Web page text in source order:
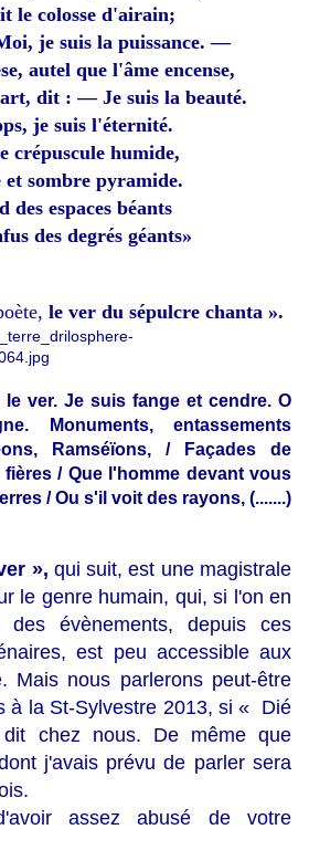
le colosse d'airain;
je suis la puissance. —
autel que l'âme encense,
dit : — Je suis la beauté.
je suis l'éternité.
crépuscule humide,
sombre pyramide.
des espaces béants
des degrés géants»
le ver du sépulcre chanta ».
ver. Je suis fange et cendre. O
Monuments, entassements
Ramséïons, / Façades de
fières / Que l'homme devant vous
/ Ou s'il voit des rayons, (.......)
», qui suit, est une magistrale
le genre humain, qui, si l'on en
évènements, depuis ces
est peu accessible aux
Mais nous parlerons peut-être
à la St-Sylvestre 2013, si « Dié
chez nous. De même que
j'avais prévu de parler sera
assez abusé de votre